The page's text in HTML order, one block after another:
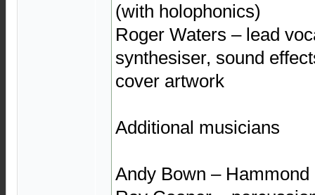
(with holophonics)
Roger Waters – lead
synthesiser, sound
cover artwork
Additional musicians
Andy Bown – Hammond